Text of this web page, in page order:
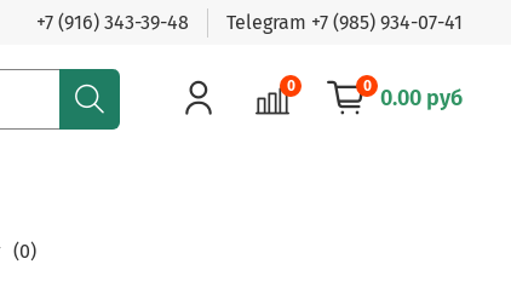
+7 (916) 343-39-48 Telegram +7 (985) 934-07-41
0 0 0.00 руб
(0)